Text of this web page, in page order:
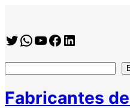
contenido
Twitter
WhatsApp
YouTube
Facebook
https://www.linkedin.com/company/shanghai-minglan-chemical-co–ltd
Fabricantes